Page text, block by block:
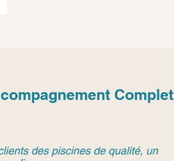
Complet
des piscines de qualité, un